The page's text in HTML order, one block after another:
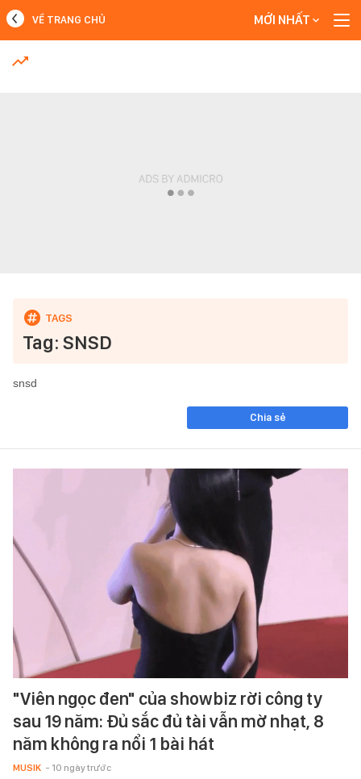
MỚI NHẤT
VỀ TRANG CHỦ MỚI NHẤT
Tag: SNSD
snsd
Chia sẻ
"Viên ngọc đen" của showbiz rời công ty
sau 19 năm: Đủ sắc đủ tài vẫn mờ nhạt, 8
năm không ra nổi 1 bài hát
MUSIK - 10 ngày trước